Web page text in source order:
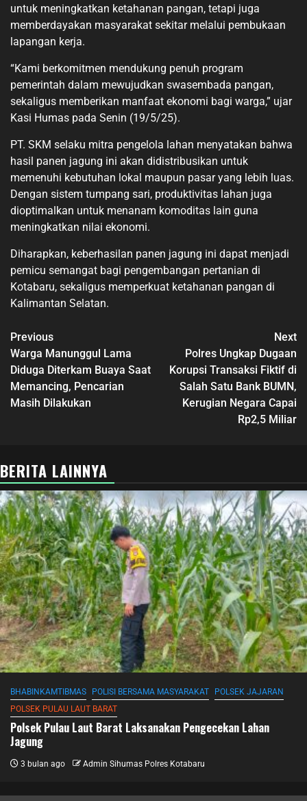
untuk meningkatkan ketahanan pangan, tetapi juga
memberdayakan masyarakat sekitar melalui pembukaan
lapangan kerja.
“Kami berkomitmen mendukung penuh program
pemerintah dalam mewujudkan swasembada pangan,
sekaligus memberikan manfaat ekonomi bagi warga,” ujar
Kasi Humas pada Senin (19/5/25).
PT. SKM selaku mitra pengelola lahan menyatakan bahwa
hasil panen jagung ini akan didistribusikan untuk
memenuhi kebutuhan lokal maupun pasar yang lebih luas.
Dengan sistem tumpang sari, produktivitas lahan juga
dioptimalkan untuk menanam komoditas lain guna
meningkatkan nilai ekonomi.
Diharapkan, keberhasilan panen jagung ini dapat menjadi
pemicu semangat bagi pengembangan pertanian di
Kotabaru, sekaligus memperkuat ketahanan pangan di
Kalimantan Selatan.
Previous
Warga Manunggul Lama
Diduga Diterkam Buaya Saat
Memancing, Pencarian
Masih Dilakukan
Next
Polres Ungkap Dugaan
Korupsi Transaksi Fiktif di
Salah Satu Bank BUMN,
Kerugian Negara Capai
Rp2,5 Miliar
BERITA LAINNYA
BHABINKAMTIBMAS POLISI BERSAMA MASYARAKAT
POLSEK JAJARAN
POLSEK PULAU LAUT BARAT
Polsek Pulau Laut Barat Laksanakan Pengecekan Lahan
Jagung
3 bulan ago Admin Sihumas Polres Kotabaru